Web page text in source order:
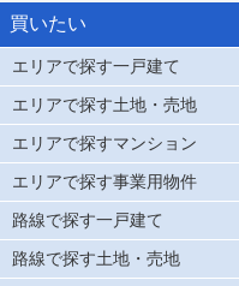
買いたい
エリアで探す一戸建て
エリアで探す土地・売地
エリアで探すマンション
エリアで探す事業用物件
路線で探す一戸建て
路線で探す土地・売地